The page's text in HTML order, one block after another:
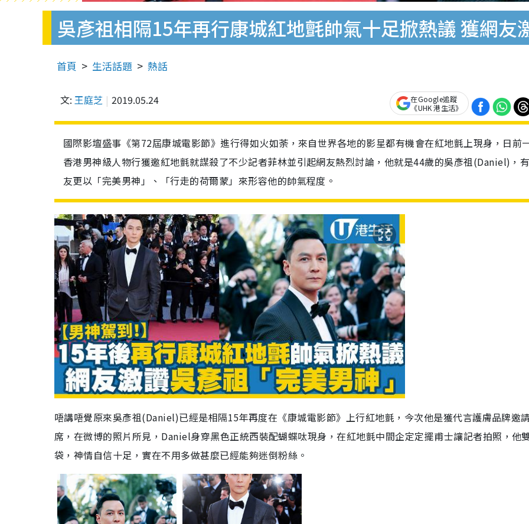
吳彥祖相隔15年再行康城紅地氈帥氣十足掀熱議 獲網友
首頁 生活話題 熱話
文: 王庭芝 2019.05.24
在Google追蹤
《UHK 港生活》
國際影壇盛事《第72屆康城電影節》進行得如火如荼，來自世界各地的影星都有機會在紅地氈上現身，日前
香港男神級人物行獲邀紅地氈就謀殺了不少記者菲林並引起網友熱烈討論，他就是44歲的吳彥祖(Daniel)，
友更以「完美男神」、「行走的荷爾蒙」來形容他的帥氣程度。
唔講唔覺原來吳彥祖(Daniel)已經是相隔15年再度在《康城電影節》上行紅地氈，今次他是獲代言護膚品牌邀
席，在微博的照片所見，Daniel身穿黑色正統西裝配蝴蝶呔現身，在紅地氈中間企定定擺甫士讓記者拍照，他
袋，神情自信十足，實在不用多做甚麼已經能夠迷倒粉絲。